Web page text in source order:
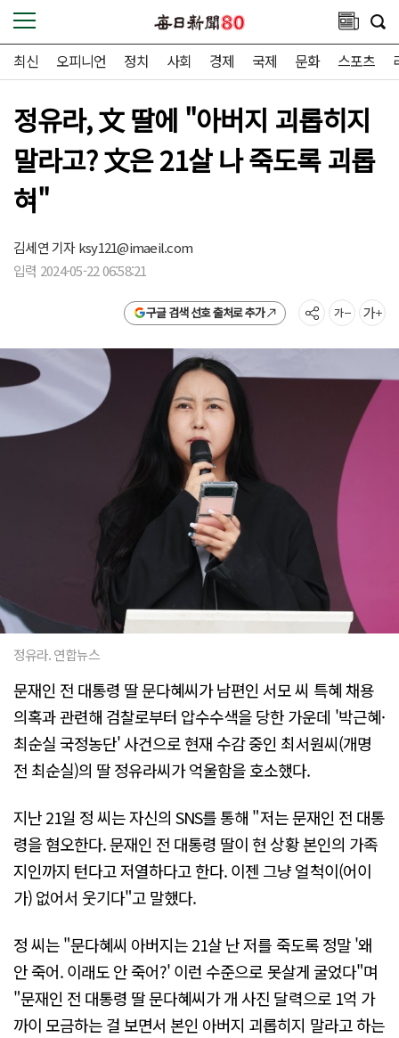
최신 오피니언 정치 사회 경제 국제 문화 스포츠
정유라, 文 딸에 "아버지 괴롭히지
말라고? 文은 21살 나 죽도록 괴롭
혀"
김세연 기자ksy121@imaeil.com
입력 2024-05-22 06:58:21
구글 검색 선호 출처로 추가
정유라. 연합뉴스
문재인 전 대통령 딸 문다혜씨가 남편인 서모 씨 특혜 채용
의혹과 관련해 검찰로부터 압수수색을 당한 가운데 '박근혜·
최순실 국정농단' 사건으로 현재 수감 중인 최서원씨(개명
전 최순실)의 딸 정유라씨가 억울함을 호소했다.
지난 21일 정 씨는 자신의 SNS를 통해 "저는 문재인 전 대통
령을 혐오한다. 문재인 전 대통령 딸이 현 상황 본인의 가족
지인까지 턴다고 저열하다고 한다. 이젠 그냥 얼척이(어이
가) 없어서 웃기다"고 말했다.
정 씨는 "문다혜씨 아버지는 21살 난 저를 죽도록 정말 '왜
안 죽어. 이래도 안 죽어?' 이런 수준으로 못살게 굴었다"며
"문재인 전 대통령 딸 문다혜씨가 개 사진 달력으로 1억 가
까이 모금하는 걸 보면서 본인 아버지 괴롭히지 말라고 하는